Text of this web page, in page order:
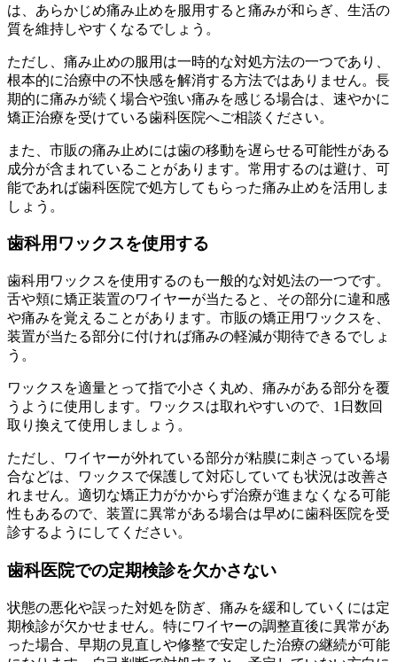
は、あらかじめ痛み止めを服用すると痛みが和らぎ、生活の
質を維持しやすくなるでしょう。
ただし、痛み止めの服用は一時的な対処方法の一つであり、
根本的に治療中の不快感を解消する方法ではありません。長
期的に痛みが続く場合や強い痛みを感じる場合は、速やかに
矯正治療を受けている歯科医院へご相談ください。
また、市販の痛み止めには歯の移動を遅らせる可能性がある
成分が含まれていることがあります。常用するのは避け、可
能であれば歯科医院で処方してもらった痛み止めを活用しま
しょう。
歯科用ワックスを使用する
歯科用ワックスを使用するのも一般的な対処法の一つです。
舌や頬に矯正装置のワイヤーが当たると、その部分に違和感
や痛みを覚えることがあります。市販の矯正用ワックスを、
装置が当たる部分に付ければ痛みの軽減が期待できるでしょ
う。
ワックスを適量とって指で小さく丸め、痛みがある部分を覆
うように使用します。ワックスは取れやすいので、1日数回
取り換えて使用しましょう。
ただし、ワイヤーが外れている部分が粘膜に刺さっている場
合などは、ワックスで保護して対応していても状況は改善さ
れません。適切な矯正力がかからず治療が進まなくなる可能
性もあるので、装置に異常がある場合は早めに歯科医院を受
診するようにしてください。
歯科医院での定期検診を欠かさない
状態の悪化や誤った対処を防ぎ、痛みを緩和していくには定
期検診が欠かせません。特にワイヤーの調整直後に異常があ
った場合、早期の見直しや修整で安定した治療の継続が可能